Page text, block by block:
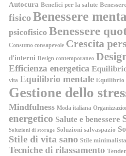
Autocura Benefici per la salute
fisico Benessere
psicofisico Benessere
Consumo consapevole Crescita
d'interni Design contemporaneo
Efficienza energetica
vita Equilibrio mentale Equilibrio
Gestione dello
Mindfulness Moda italiana
energetico Salute e benessere
Soluzioni di storage Soluzioni salvaspazio
Stile di vita sano Stile minimalista
Tecniche di rilassamento